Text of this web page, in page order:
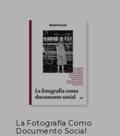
La Fotografía Como
Documento Social